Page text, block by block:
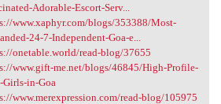
Adorable-Escort-Serv...
www.xaphyr.com/blogs/353388/Most-
24-7-Independent-Goa-e...
onetable.world/read-blog/37655
www.gift-me.net/blogs/46845/High-Profile-
Girls-in-Goa
www.merexpression.com/read-blog/105975